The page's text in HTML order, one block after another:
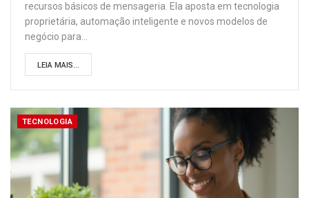
recursos básicos de mensageria. Ela aposta em tecnologia
proprietária, automação inteligente e novos modelos de
negócio para…
LEIA MAIS...
TECNOLOGIA